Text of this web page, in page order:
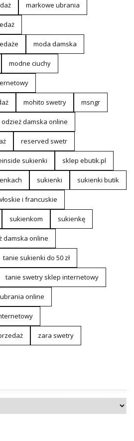
markowe ubrania
moda damska
modne ciuchy
mohito swetry msngr
odzież damska online
reserved swetr
sukienki sklep ebutik.pl
sukienki sukienki butik
i francuskie
sukienkom sukienkę
damska online
tanie sukienki do 50 zł
tanie swetry sklep internetowy
online
zara swetry